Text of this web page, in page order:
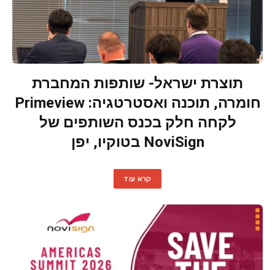
תוצרת ישראל- שותפות המחברת
חומרה, תוכנה ואסטרטגיה: Primeview
לקחה חלק בכנס השותפים של
NoviSign בטוקיו, יפן
קרא עוד